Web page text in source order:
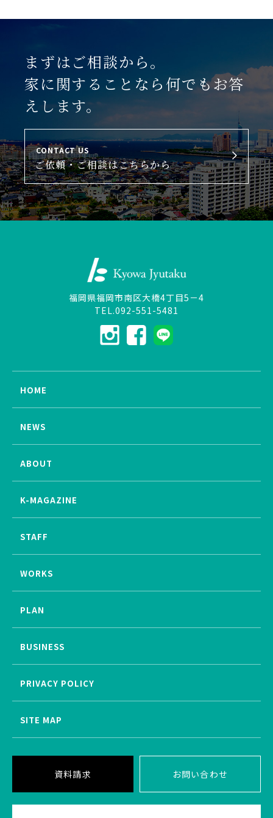
まずはご相談から。
家に関することなら何でもお答
えします。
CONTACT US
ご依頼・ご相談はこちらから
福岡県福岡市南区大橋4丁目5－4
TEL.092-551-5481
HOME
NEWS
ABOUT
K-MAGAZINE
STAFF
WORKS
PLAN
BUSINESS
PRIVACY POLICY
SITE MAP
資料請求 お問い合わせ